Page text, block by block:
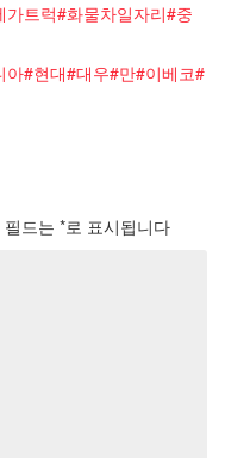
트럭#화물차일자리#중
아#현대#대우#만#이베코#
필드는 *로 표시됩니다